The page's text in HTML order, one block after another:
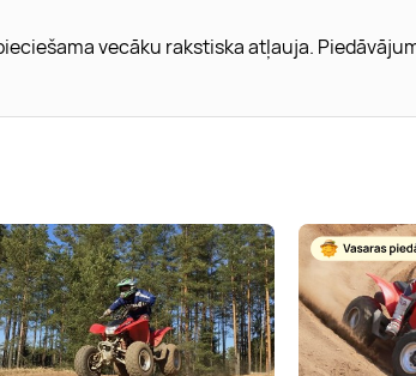
vecāku rakstiska atļauja.